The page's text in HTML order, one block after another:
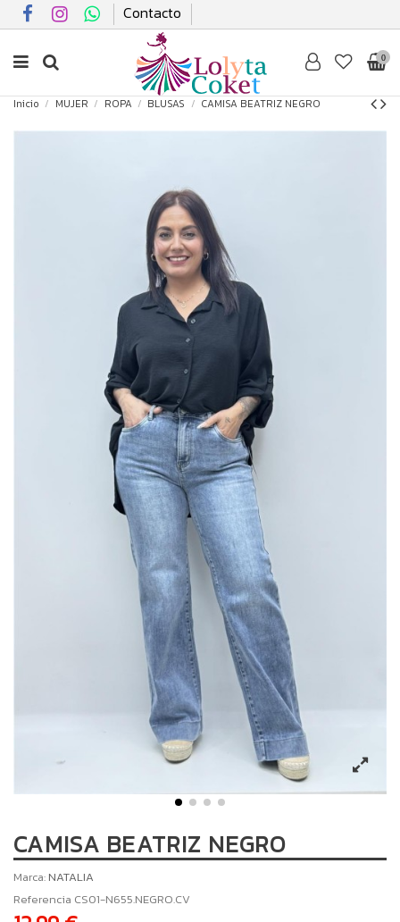
Contacto
0
Inicio MUJER ROPA BLUSAS CAMISA BEATRIZ NEGRO
CAMISA BEATRIZ NEGRO
Marca: NATALIA
Referencia CS01-N655.NEGRO.CV